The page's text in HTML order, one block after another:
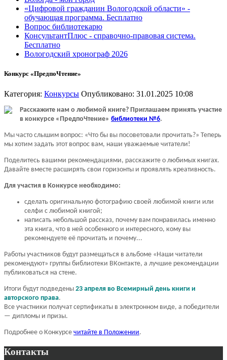
«Цифровой гражданин Вологодской области» -
обучающая программа. Бесплатно
Вопрос библиотекарю
КонсультантПлюс - справочно-правовая система.
Бесплатно
Вологодский хронограф 2026
Конкурс «ПредпоЧтение»
Категория: Конкурсы Опубликовано: 31.01.2025 10:08
Расскажите нам о любимой книге? Приглашаем принять участие
в конкурсе «ПредпоЧтение» библиотеки №6.
Мы часто слышим вопрос: «Что бы вы посоветовали прочитать?» Теперь
мы хотим задать этот вопрос вам, наши уважаемые читатели!
Поделитесь вашими рекомендациями, расскажите о любимых книгах.
Давайте вместе расширять свои горизонты и проявлять креативность.
Для участия в Конкурсе необходимо:
сделать оригинальную фотографию своей любимой книги или
селфи с любимой книгой;
написать небольшой рассказ, почему вам понравилась именно
эта книга, что в ней особенного и интересного, кому вы
рекомендуете её прочитать и почему...
Работы участников будут размещаться в альбоме «Наши читатели
рекомендуют» группы библиотеки ВКонтакте, а лучшие рекомендации
публиковаться на стене.
Итоги будут подведены 23 апреля во Всемирный день книги и
авторского права.
Все участники получат сертификаты в электронном виде, а победители
— дипломы и призы.
Подробнее о Конкурсе читайте в Положении.
Контакты